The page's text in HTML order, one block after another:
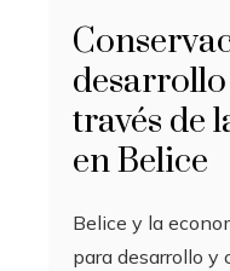
través de
en Belice
Belice y la
para desarrollo y